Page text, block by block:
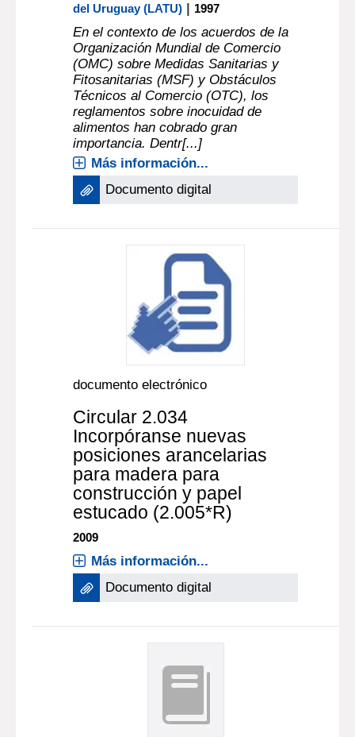
del Uruguay (LATU) | 1997
En el contexto de los acuerdos de la
Organización Mundial de Comercio
(OMC) sobre Medidas Sanitarias y
Fitosanitarias (MSF) y Obstáculos
Técnicos al Comercio (OTC), los
reglamentos sobre inocuidad de
alimentos han cobrado gran
importancia. Dentr[...]
Más información...
Documento digital
documento electrónico
Circular 2.034
Incorpóranse nuevas
posiciones arancelarias
para madera para
construcción y papel
estucado (2.005*R)
2009
Más información...
Documento digital